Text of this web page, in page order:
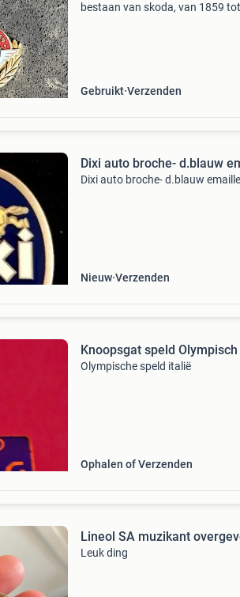
bestaan van skoda, van 1859
Gebruikt Verzenden
Dixi auto broche- d.blauw
Dixi auto broche- d.blauw
Nieuw Verzenden
Knoopsgat speld
Olympische speld italië
Ophalen of Verzenden
Lineol SA muzikant
Leuk ding